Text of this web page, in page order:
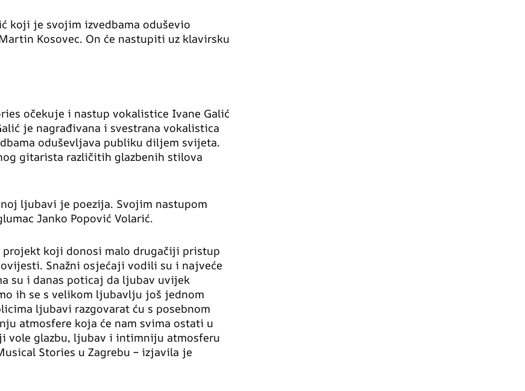
koji je svojim izvedbama oduševio
Kosovec. On će nastupiti uz klavirsku
očekuje i nastup vokalistice Ivane Galić
je nagrađivana i svestrana vokalistica
oduševljava publiku diljem svijeta.
gitarista različitih glazbenih stilova
ljubavi je poezija. Svojim nastupom
Janko Popović Volarić.
koji donosi malo drugačiji pristup
Snažni osjećaji vodili su i najveće
su i danas poticaj da ljubav uvijek
ih se s velikom ljubavlju još jednom
ljubavi razgovarat ću s posebnom
atmosfere koja će nam svima ostati u
vole glazbu, ljubav i intimniju atmosferu
Stories u Zagrebu – izjavila je